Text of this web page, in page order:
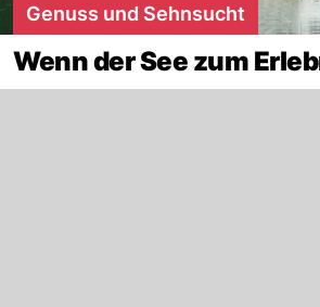
Genuss und Sehnsucht
Wenn der See zum